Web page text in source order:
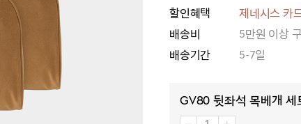
할인혜택
제네시스 카
배송비
5만원 이상
배송기간
5-7일
GV80 뒷좌석 목베개 세